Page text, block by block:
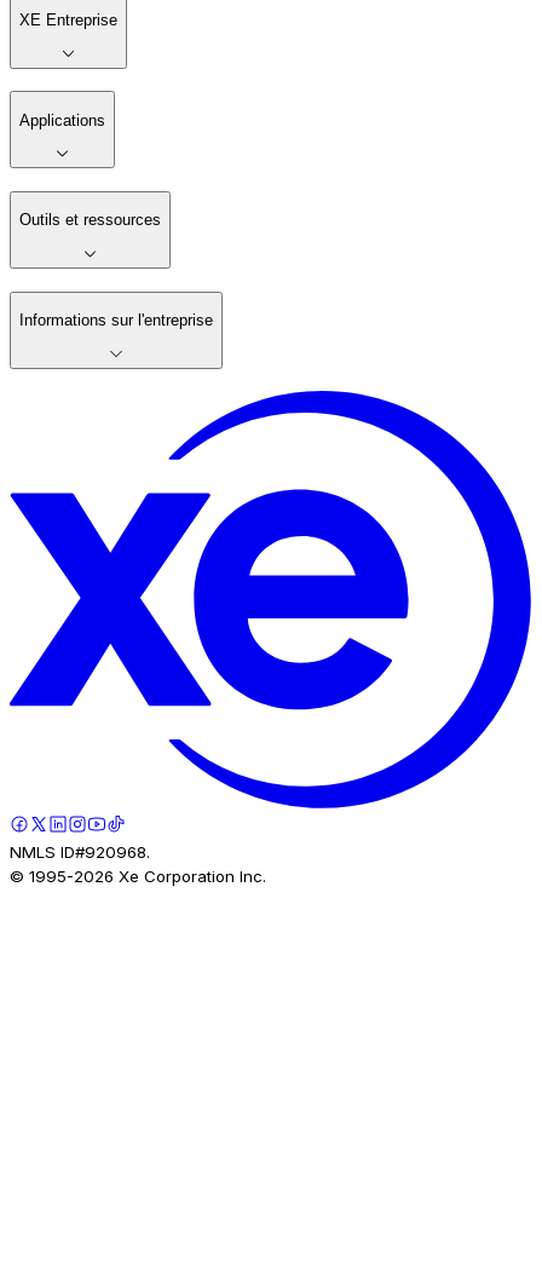
XE Entreprise
Applications
Outils et ressources
Informations sur l'entreprise
NMLS ID#920968.
© 1995-2026 Xe Corporation Inc.